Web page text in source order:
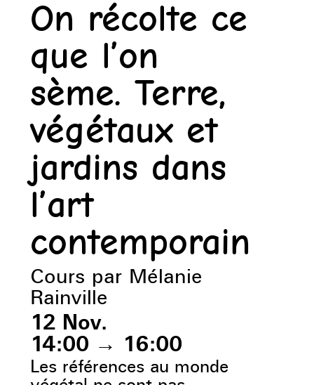
On récolte ce
que l’on
sème. Terre,
végétaux et
jardins dans
l’art
contemporain
Cours par Mélanie
Rainville
12 Nov.
14:00 → 16:00
Les références au monde